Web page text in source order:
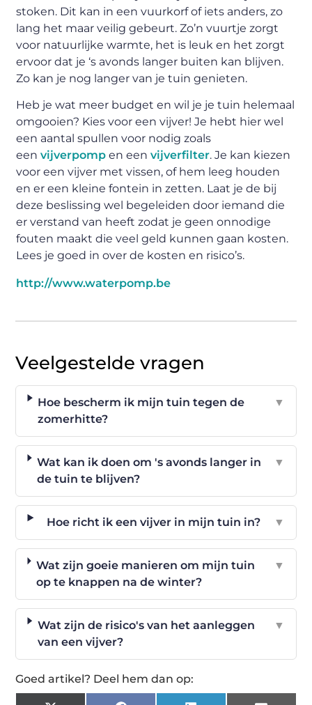
stoken. Dit kan in een vuurkorf of iets anders, zo
lang het maar veilig gebeurt. Zo’n vuurtje zorgt
voor natuurlijke warmte, het is leuk en het zorgt
ervoor dat je ‘s avonds langer buiten kan blijven.
Zo kan je nog langer van je tuin genieten.
Heb je wat meer budget en wil je je tuin helemaal
omgooien? Kies voor een vijver! Je hebt hier wel
een aantal spullen voor nodig zoals
eenvijverpomp en eenvijverfilter. Je kan kiezen
voor een vijver met vissen, of hem leeg houden
en er een kleine fontein in zetten. Laat je de bij
deze beslissing wel begeleiden door iemand die
er verstand van heeft zodat je geen onnodige
fouten maakt die veel geld kunnen gaan kosten.
Lees je goed in over de kosten en risico’s.
http://www.waterpomp.be
Veelgestelde vragen
Hoe bescherm ik mijn tuin tegen de
zomerhitte?
▼
Wat kan ik doen om 's avonds langer in
de tuin te blijven?
▼
Hoe richt ik een vijver in mijn tuin in? ▼
Wat zijn goeie manieren om mijn tuin
op te knappen na de winter?
▼
Wat zijn de risico's van het aanleggen
van een vijver?
▼
Goed artikel? Deel hem dan op: